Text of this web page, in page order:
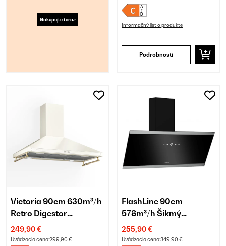
Nakupujte teraz
Informačný list o produkte
Podrobnosti
Victoria 90cm 630m³/h
Retro Digestor
Krémová
249,90 €
Uvádzacia cena:299,90 €
FlashLine 90cm
578m³/h Šikmý
Digestor Čierna
255,90 €
Uvádzacia cena:349,90 €